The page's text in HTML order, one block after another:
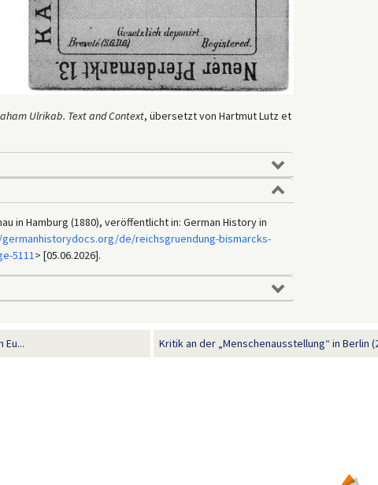
Ulrikab. Text and Context, übersetzt von Hartmut Lutz et
in Hamburg (1880), veröffentlicht in: German History in
de/reichsgruendung-bismarcks-
5111> [05.06.2026].
Eu... Kritik an der „Menschenausstellung“ in Berlin